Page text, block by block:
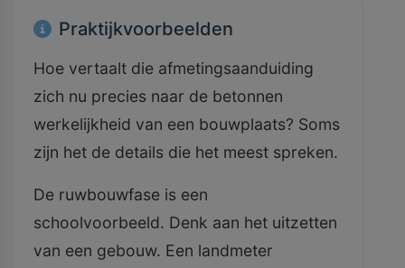
Praktijkvoorbeelden
Hoe vertaalt die afmetingsaanduiding
zich nu precies naar de betonnen
werkelijkheid van een bouwplaats? Soms
zijn het de details die het meest spreken.
De ruwbouwfase is een
schoolvoorbeeld. Denk aan het uitzetten
van een gebouw. Een landmeter